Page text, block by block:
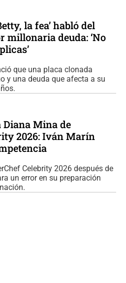
la fea’ habló del
millonaria deuda: ‘No
que una placa clonada
y una deuda que afecta a su
Diana Mina de
2026: Iván Marín
Celebrity 2026 después de
un error en su preparación